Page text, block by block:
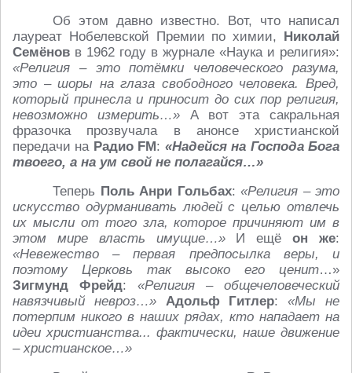
Об этом давно известно. Вот, что написал
лауреат Нобелевской Премии по химии, Николай
Семёнов в 1962 году в журнале «Наука и религия»:
«Религия – это потёмки человеческого разума,
это – шоры на глаза свободного человека. Вред,
который принесла и приносит до сих пор религия,
невозможно измерить…» А вот эта сакральная
фразочка прозвучала в анонсе христианской
передачи на Радио FM: «Надейся на Господа Бога
твоего, а на ум свой не полагайся…»
Теперь Поль Анри Гольбах: «Религия – это
искусство одурманивать людей с целью отвлечь
их мысли от того зла, которое причиняют им в
этом мире власть имущие…» И ещёон же:
«Невежество – первая предпосылка веры, и
поэтому Церковь так высоко его ценит…»
Зигмунд Фрейд: «Религия – общечеловеческий
навязчивый невроз…»
Адольф Гитлер:«Мы не
потерпим никого в наших рядах, кто нападает на
идеи христианства... фактически, наше движение
– христианское…»